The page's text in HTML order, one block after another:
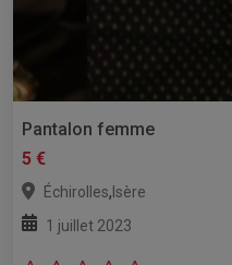
Pantalon femme
5 €
Échirolles, Isère
1 juillet 2023